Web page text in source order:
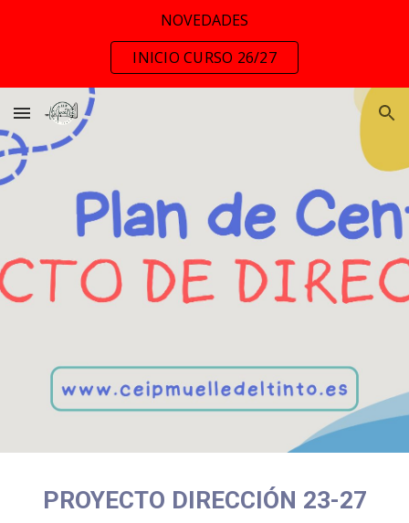
NOVEDADES
INICIO CURSO 26/27
PROYECTO DIRECCIÓN 23-27